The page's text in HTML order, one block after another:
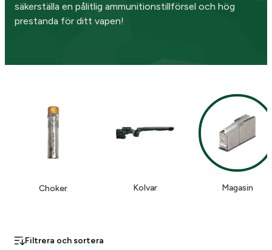
säkerställa en pålitlig ammunitionstillförsel och hög
prestanda för ditt vapen!
Choker Kolvar Magasin
Filtrera och sortera